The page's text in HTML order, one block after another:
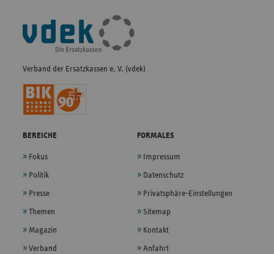
Fußleisten-
Navigation
Verband der Ersatzkassen e. V. (vdek)
BEREICHE
Fokus
Politik
Presse
Themen
Magazin
Verband
FORMALES
Impressum
Datenschutz
Privatsphäre-Einstellungen
Sitemap
Kontakt
Anfahrt